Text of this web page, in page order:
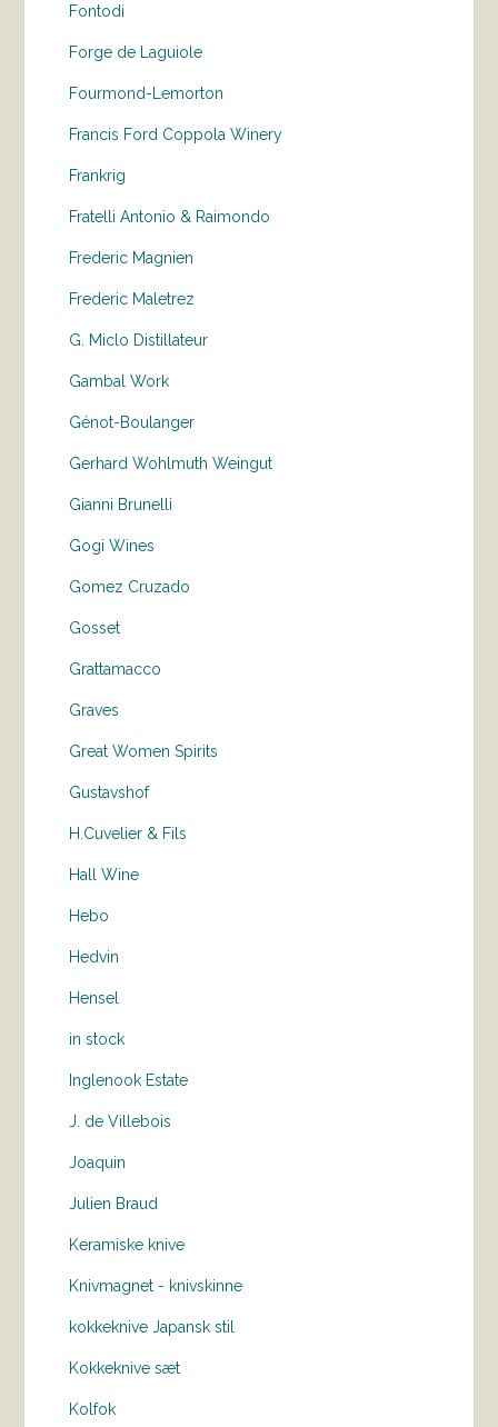
Fontodi
Forge de Laguiole
Fourmond-Lemorton
Francis Ford Coppola Winery
Frankrig
Fratelli Antonio & Raimondo
Frederic Magnien
Frederic Maletrez
G. Miclo Distillateur
Gambal Work
Génot-Boulanger
Gerhard Wohlmuth Weingut
Gianni Brunelli
Gogi Wines
Gomez Cruzado
Gosset
Grattamacco
Graves
Great Women Spirits
Gustavshof
H.Cuvelier & Fils
Hall Wine
Hebo
Hedvin
Hensel
in stock
Inglenook Estate
J. de Villebois
Joaquin
Julien Braud
Keramiske knive
Knivmagnet - knivskinne
kokkeknive Japansk stil
Kokkeknive sæt
Kolfok